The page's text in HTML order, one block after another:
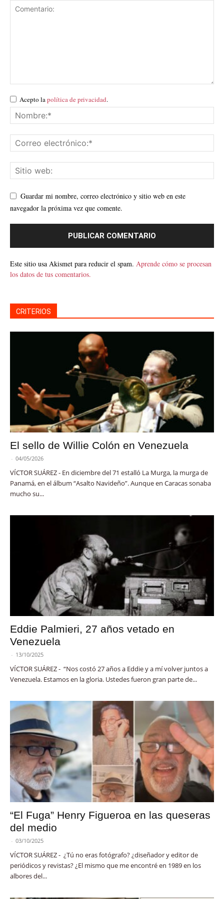
Acepto lapolítica de privacidad.
Guardar mi nombre, correo electrónico y sitio web en este
navegador la próxima vez que comente.
Este sitio usa Akismet para reducir el spam. Aprende cómo se procesan
los datos de tus comentarios.
CRITERIOS
El sello de Willie Colón en Venezuela
- 04/05/2026
VÍCTOR SUÁREZ - En diciembre del 71 estalló La Murga, la murga de
Panamá, en el álbum “Asalto Navideño”. Aunque en Caracas sonaba
mucho su...
Eddie Palmieri, 27 años vetado en
Venezuela
- 13/10/2025
VÍCTOR SUÁREZ - “Nos costó 27 años a Eddie y a mí volver juntos a
Venezuela. Estamos en la gloria. Ustedes fueron gran parte de...
“El Fuga” Henry Figueroa en las queseras
del medio
- 03/10/2025
VÍCTOR SUÁREZ - ¿Tú no eras fotógrafo? ¿diseñador y editor de
periódicos y revistas? ¿El mismo que me encontré en 1989 en los
albores del...